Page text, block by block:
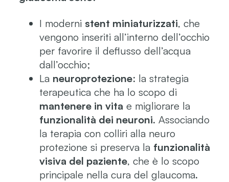
I moderni stent miniaturizzati, che
vengono inseriti all’interno dell’occhio
per favorire il deflusso dell’acqua
dall’occhio;
La neuroprotezione: la strategia
terapeutica che ha lo scopo di
mantenere in vita e migliorare la
funzionalità dei neuroni. Associando
la terapia con colliri alla neuro
protezione si preserva la funzionalità
visiva del paziente, che è lo scopo
principale nella cura del glaucoma.